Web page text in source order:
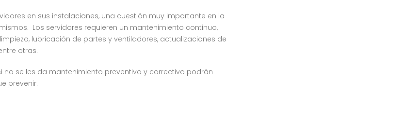
en sus instalaciones, una cuestión muy importante en la
Los servidores requieren un mantenimiento continuo,
lubricación de partes y ventiladores, actualizaciones de
otras.
se les da mantenimiento preventivo y correctivo podrán
prevenir.